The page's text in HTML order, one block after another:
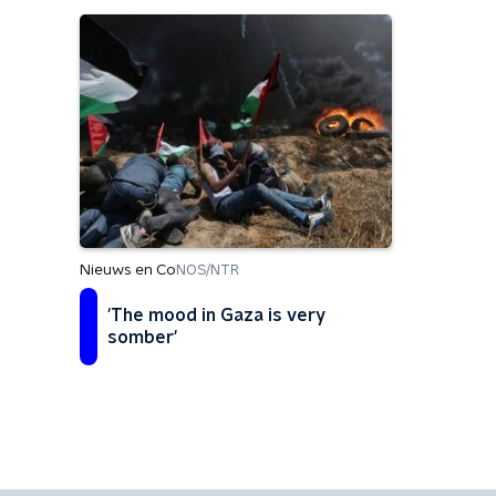
Nieuws en Co NOS/NTR
'The mood in Gaza is very
somber'